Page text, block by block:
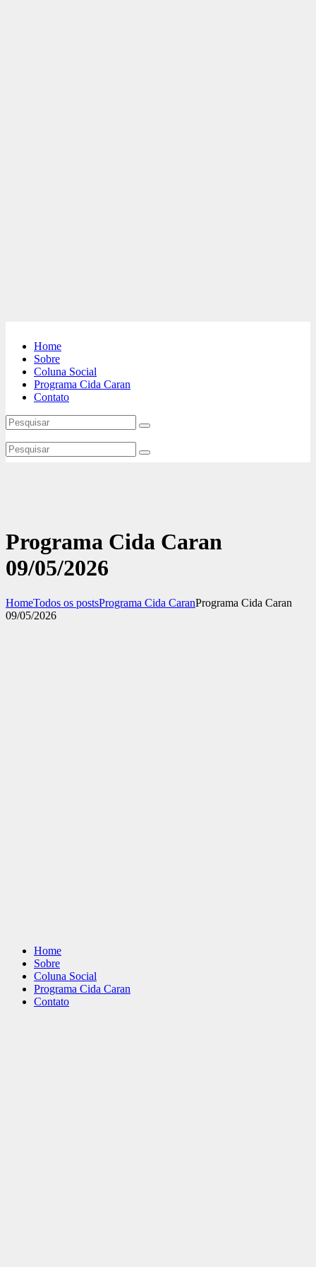
Home
Sobre
Coluna Social
Programa Cida Caran
Contato
Programa Cida Caran
09/05/2026
HomeTodos os postsPrograma Cida CaranPrograma Cida Caran
09/05/2026
Home
Sobre
Coluna Social
Programa Cida Caran
Contato